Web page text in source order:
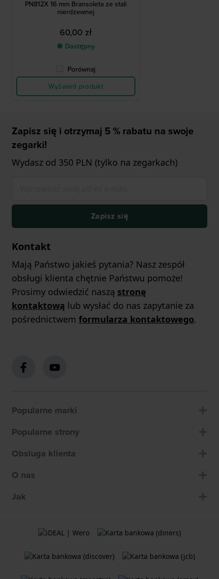
PN812X 16 mm Bransoleta ze stali
nierdzewnej
60,00 zł
● Dostępny
Porównaj
Wyświetl produkt
Zapisz się i otrzymaj 5 % rabatu na swoje
zegarki!
Wydasz od 350 PLN (tylko na zegarkach)
Zapisz się
Kontakt
Mają Państwo jakieś pytania? Nasz zespół
obsługi klienta chętnie Państwu pomoże!
Prosimy odwiedzić naszą stronę
kontaktową lub wysłać do nas zapytanie za
pośrednictwem formularza kontaktowego.
Popularne marki
Popularne strony
Obsluga klienta
O nas
Jak